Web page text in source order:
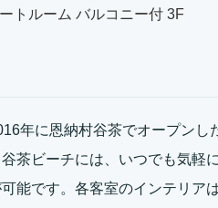
ートルーム バルコニー付 3F
年に恩納村谷茶でオープン
茶ビーチには、いつでも気軽
能です。各客室のインテリア